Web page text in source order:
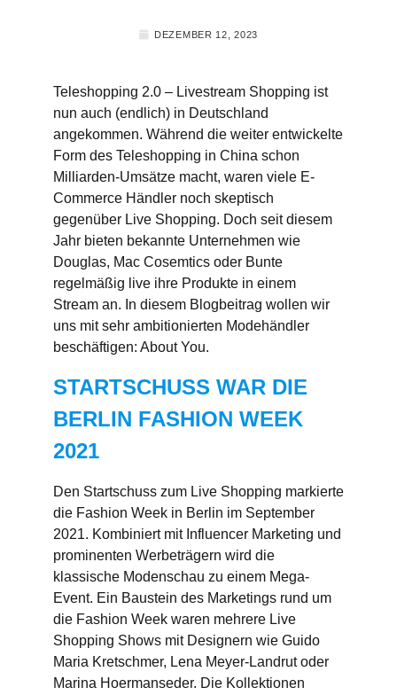
DEZEMBER 12, 2023
Teleshopping 2.0 – Livestream Shopping ist
nun auch (endlich) in Deutschland
angekommen. Während die weiter entwickelte
Form des Teleshopping in China schon
Milliarden-Umsätze macht, waren viele E-
Commerce Händler noch skeptisch
gegenüber Live Shopping. Doch seit diesem
Jahr bieten bekannte Unternehmen wie
Douglas, Mac Cosemtics oder Bunte
regelmäßig live ihre Produkte in einem
Stream an. In diesem Blogbeitrag wollen wir
uns mit sehr ambitionierten Modehändler
beschäftigen: About You.
STARTSCHUSS WAR DIE
BERLIN FASHION WEEK
2021
Den Startschuss zum Live Shopping markierte
die Fashion Week in Berlin im September
2021. Kombiniert mit Influencer Marketing und
prominenten Werbeträgern wird die
klassische Modenschau zu einem Mega-
Event. Ein Baustein des Marketings rund um
die Fashion Week waren mehrere Live
Shopping Shows mit Designern wie Guido
Maria Kretschmer, Lena Meyer-Landrut oder
Marina Hoermanseder. Die Kollektionen